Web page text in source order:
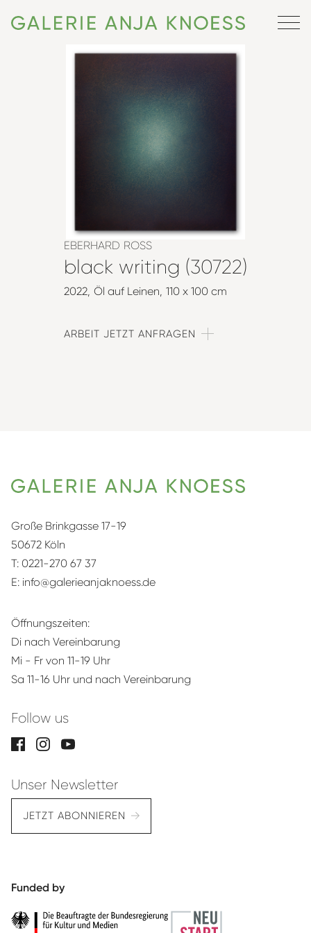
EBERHARD ROSS
black writing (30722)
2022 Öl auf Leinen 110 x 100 cm
ARBEIT JETZT ANFRAGEN
Große Brinkgasse 17-19
50672 Köln
T: 0221-270 67 37
E: info@galerieanjaknoess.de
Öffnungszeiten:
Di nach Vereinbarung
Mi - Fr von 11-19 Uhr
Sa 11-16 Uhr und nach Vereinbarung
Follow us
Unser Newsletter
JETZT ABONNIEREN
Funded by